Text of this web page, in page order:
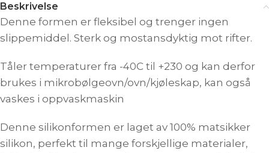
Beskrivelse
Denne formen er fleksibel og trenger ingen
slippemiddel. Sterk og mostansdyktig mot rifter.
Tåler temperaturer fra -40C til +230 og kan derfor
brukes i mikrobølgeovn/ovn/kjøleskap, kan også
vaskes i oppvaskmaskin
Denne silikonformen er laget av 100% matsikker
silikon, perfekt til mange forskjellige materialer,